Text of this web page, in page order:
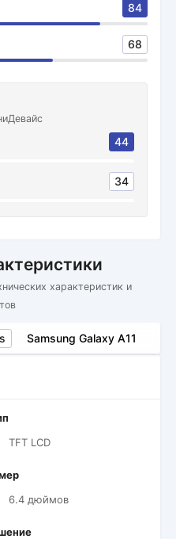
84
68
44
34
характеристик и
Samsung Galaxy A11
TFT LCD
6.4 дюймов